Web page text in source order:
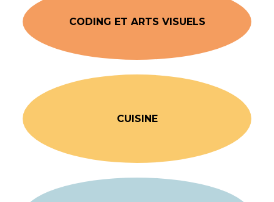
CODING ET ARTS VISUELS
CUISINE